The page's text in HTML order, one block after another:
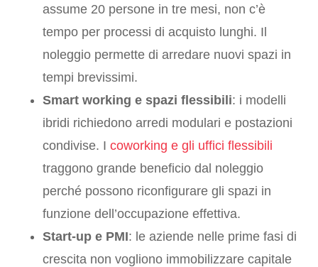
assume 20 persone in tre mesi, non c’è
tempo per processi di acquisto lunghi. Il
noleggio permette di arredare nuovi spazi in
tempi brevissimi.
Smart working e spazi flessibili: i modelli
ibridi richiedono arredi modulari e postazioni
condivise. I coworking e gli uffici flessibili
traggono grande beneficio dal noleggio
perché possono riconfigurare gli spazi in
funzione dell’occupazione effettiva.
Start-up e PMI: le aziende nelle prime fasi di
crescita non vogliono immobilizzare capitale